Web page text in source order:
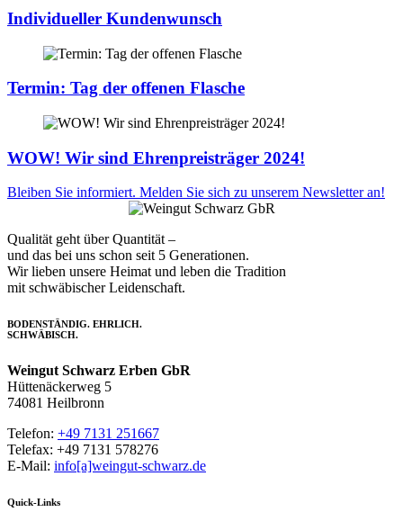
Individueller Kundenwunsch
Termin: Tag der offenen Flasche
WOW! Wir sind Ehrenpreisträger 2024!
Bleiben Sie informiert. Melden Sie sich zu unserem Newsletter an!
Qualität geht über Quantität –
und das bei uns schon seit 5 Generationen.
Wir lieben unsere Heimat und leben die Tradition
mit schwäbischer Leidenschaft.
BODENSTÄNDIG. EHRLICH.
SCHWÄBISCH.
Weingut Schwarz Erben GbR
Hüttenäckerweg 5
74081 Heilbronn
Telefon: +49 7131 251667
Telefax: +49 7131 578276
E-Mail: info[a]weingut-schwarz.de
Quick-Links